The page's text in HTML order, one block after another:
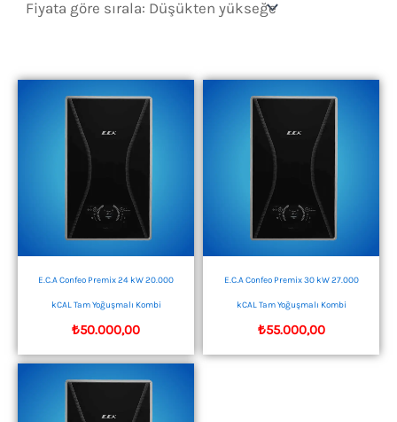
düşükten
E.C.A Confeo Premix 24 kW 20.000
kCAL Tam Yoğuşmalı Kombi
₺50.000,00
E.C.A Confeo Premix 30 kW 27.000
kCAL Tam Yoğuşmalı Kombi
₺55.000,00